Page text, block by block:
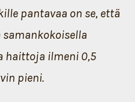
pantavaa on se, että
haittoja ilmeni 0,5
pieni.